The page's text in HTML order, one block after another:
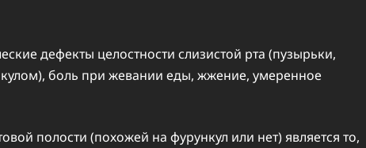
дефекты целостности слизистой рта (пузырьки,
боль при жевании еды, жжение, умеренное
полости (похожей на фурункул или нет) является то,